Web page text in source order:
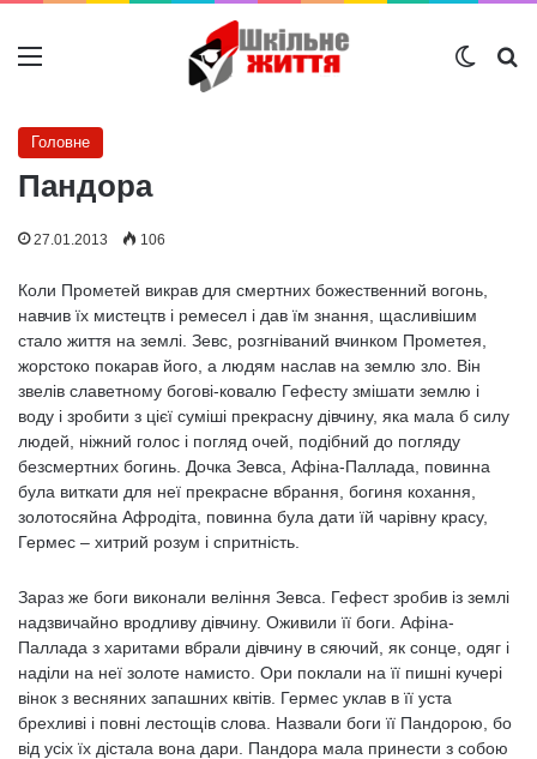
Меню
Головне
Пандора
27.01.2013 106
Коли Прометей викрав для смертних божественний вогонь,
навчив їх мистецтв і ремесел і дав їм знання, щасливішим
стало життя на землі. Зевс, розгніваний вчинком Прометея,
жорстоко покарав його, а людям наслав на землю зло. Він
звелів славетному богові-ковалю Гефесту змішати землю і
воду і зробити з цієї суміші прекрасну дівчину, яка мала б силу
людей, ніжний голос і погляд очей, подібний до погляду
безсмертних богинь. Дочка Зевса, Афіна-Паллада, повинна
була виткати для неї прекрасне вбрання, богиня кохання,
золотосяйна Афродіта, повинна була дати їй чарівну красу,
Гермес – хитрий розум і спритність.
Зараз же боги виконали веління Зевса. Гефест зробив із землі
надзвичайно вродливу дівчину. Оживили її боги. Афіна-
Паллада з харитами вбрали дівчину в сяючий, як сонце, одяг і
наділи на неї золоте намисто. Ори поклали на її пишні кучері
вінок з весняних запашних квітів. Гермес уклав в її уста
брехливі і повні лестощів слова. Назвали боги її Пандорою, бо
від усіх їх дістала вона дари. Пандора мала принести з собою